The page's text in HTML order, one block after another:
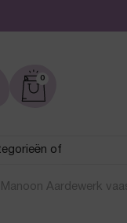
online en in de
0
Manoon Aardewerk